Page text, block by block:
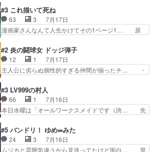
のテンポの良さが光… 呪いの人形ドジっ子すぎる
しかも仲間になる… 呪いの人形がビビっとるぞ。
今回あんまりエ…
いろあったんだな。奥様の心が彼の心を… 政略結
婚による妬みから色んな嫌がらせを受… 【今夜の
アニメAは…】前向き没落令嬢×こ… マウントに
気付かない素直な主人公大丈夫か… もうユリウス
それでいいのか？と思わない… 貴族は階級社会で
大変だ。や、やはり同性に… 第２話をU-NEXTで
視聴しました。視聴…
#3 これ描いて死ね
63 3
7月17日
漫画家さんなんて人生かけてその1ページ1… 原
きで真っ直ぐな主人公と、拗らせに拗ら… にて、
落語部長役で出演させていただきまし… すげえお
もしろかった。アバンの諸星大二郎… ◤￣￣￣￣
￣￣￣￣￣￣￣￣￣￣名場面アイ… メンバーと部
んなジャンル描いてどんどん… 春の南東の空のお
とめ座付近明るい星は20… 明るい現役の青春と
暗い過去の情念とが良い…
#2 炎の闘球女 ドッジ弾子
12 1
7月17日
主人公に劣らぬ個性的すぎる仲間が揃ったチ… ・
登場!因縁のライバル!善の立ち位置で… しょーも
な…こんなもん真面目に見たらバカ… 宿命のライ
バルの襲撃に始まり、燃えるシチ… 早くもライバ
ルチーム。敵もなかなかに個性… があると思った
部も登場し、魅力的なキ… やはり強敵に勝つには
特訓だよ。平仮名で呼… ライバル登場から特訓ま
#3 LV999の村人
66 1
7月16日
本日水曜は「オールワークスメイドです（誇… 先
22:59まで！✦キャストサイン入り… 人族と魔族
の融合を目指す浩二…目指すもの… アリスとメノ
ウの話から魔王軍の大規模な宣… 鏡から「アリ
#5 バンドリ！ ゆめ∞みた
24 3
7月16日
ムジカと雰囲気違うから見送ってたけど面白… 早